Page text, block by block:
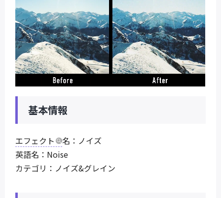
基本情報
エフェクト
名：ノイズ
英語名：Noise
カテゴリ：ノイズ&グレイン